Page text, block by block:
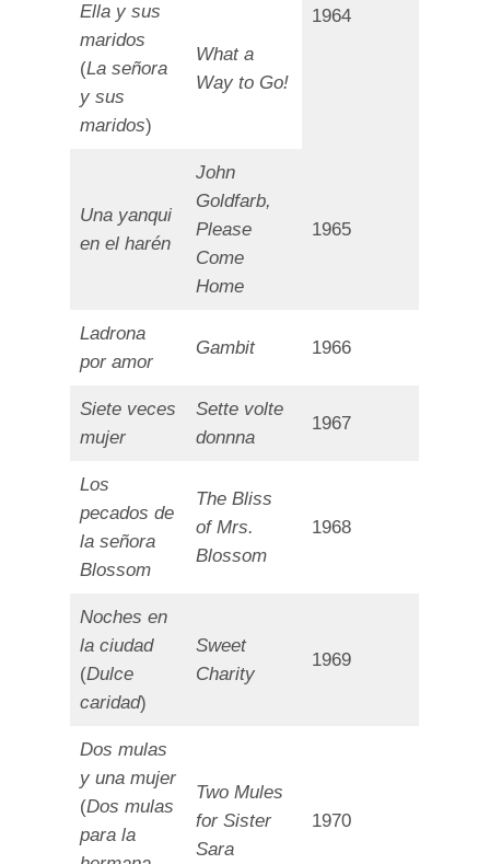
1964
Ella y sus
maridos
(La señora
y sus
maridos)
What a
Way to Go!
Una yanqui
en el harén
John
Goldfarb,
Please
Come
Home
1965
Ladrona
por amor
Gambit 1966
Siete veces
mujer
Sette volte
donnna
1967
Los
pecados de
la señora
Blossom
The Bliss
of Mrs.
Blossom
1968
Noches en
la ciudad
(Dulce
caridad)
Sweet
Charity
1969
Dos mulas
y una mujer
(Dos mulas
para la
Two Mules
for Sister
Sara
1970